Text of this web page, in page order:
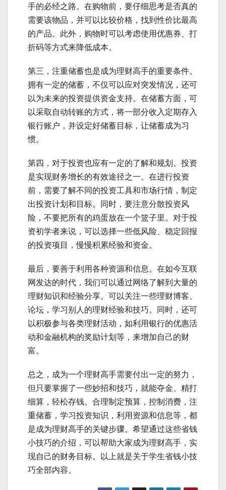
手的必经之路。在购物前，要仔细思考是否真的
需要该物品，并可以比较价格，找到性价比最高
的产品。此外，购物时可以考虑使用优惠券、打
折码等方式来降低成本。
第三，注重储蓄也是成为理财高手的重要条件。
拥有一定的储蓄，不仅可以应对突发情况，还可
以为未来的投资提供资金支持。在储蓄方面，可
以采取自动转账的方式，将一部分收入定期存入
银行账户，并设定好储蓄目标，让储蓄成为习
惯。
第四，对于投资也应有一定的了解和规划。投资
是实现财务增长的有效途径之一。在进行投资
前，需要了解不同的投资工具和市场行情，制定
出投资计划和目标。同时，要注意分散投资风
险，不要把所有的鸡蛋放在一个篮子里。对于投
资初学者来说，可以选择一些低风险、稳定回报
的投资项目，慢慢积累经验和资金。
最后，要善于利用各种资源和信息。在如今互联
网发达的时代，我们可以通过网络了解到大量的
理财知识和经验分享。可以关注一些理财博客、
论坛，学习别人的理财经验和技巧。同时，还可
以积极参与各类理财活动，如利用银行的优惠活
动和金融机构的奖励计划等，来增加自己的财
富。
总之，成为一个理财高手需要付出一定的努力，
但只要掌握了一些妙招和技巧，就能夺金、精打
细算，轻松存钱。合理制定预算，控制消费，注
重储蓄，学习投资知识，利用资源和信息等，都
是成为理财高手的关键步骤。希望通过这些省钱
小技巧的介绍，可以帮助大家成为理财高手，实
现自己的财务目标。以上就是关于学生省钱小技
巧全部内容。